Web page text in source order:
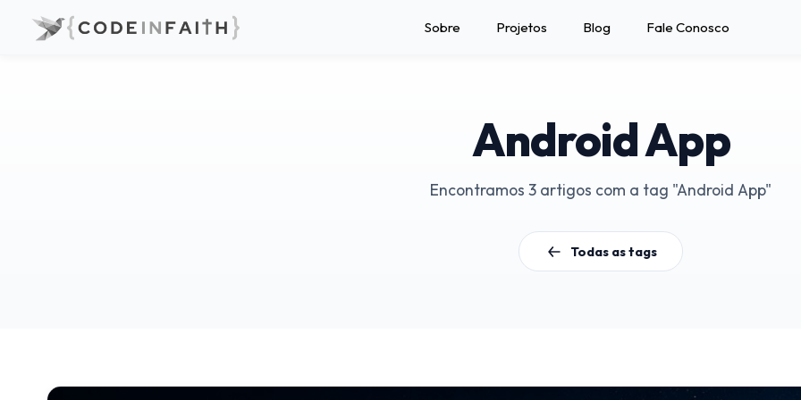
Sobre Projetos Blog Fale Conosco
Android App
Encontramos 3 artigos com a tag "Android App"
Todas as tags